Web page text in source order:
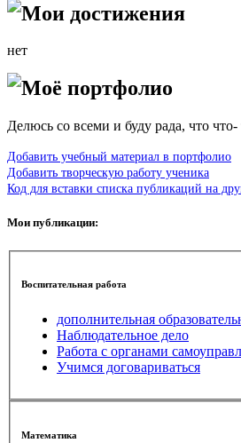
Мои достижения
нет
Моё портфолио
Делюсь со всеми и буду рада, что что-
Добавить учебный материал в портфолио
Добавить творческую работу ученика
Код для вставки списка публикаций на
Мои публикации:
Воспитательная работа
дополнительная
Наблюдательное дело
Работа с органами
Учимся договариваться
Математика